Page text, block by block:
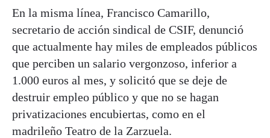
En la misma línea, Francisco Camarillo,
secretario de acción sindical de CSIF, denunció
que actualmente hay miles de empleados públicos
que perciben un salario vergonzoso, inferior a
1.000 euros al mes, y solicitó que se deje de
destruir empleo público y que no se hagan
privatizaciones encubiertas, como en el
madrileño Teatro de la Zarzuela.